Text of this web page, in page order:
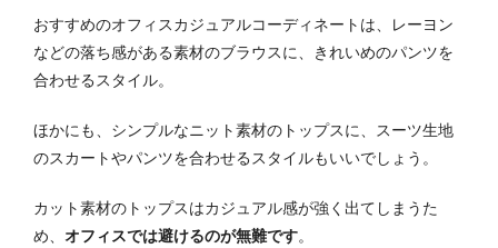
おすすめのオフィスカジュアルコーディネートは、レーヨン
などの落ち感がある素材のブラウスに、きれいめのパンツを
合わせるスタイル。
ほかにも、シンプルなニット素材のトップスに、スーツ生地
のスカートやパンツを合わせるスタイルもいいでしょう。
カット素材のトップスはカジュアル感が強く出てしまうた
め、 オフィスでは避けるのが無難です。